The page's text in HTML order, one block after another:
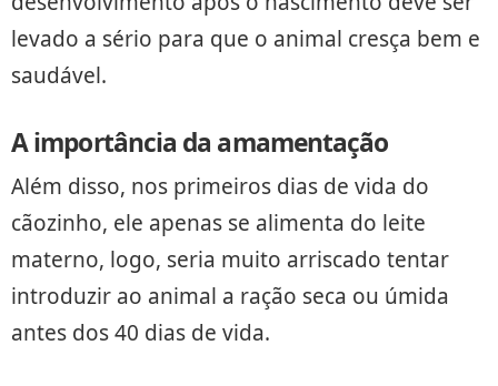
levado a sério para que o animal cresça bem e
saudável.
A importância da amamentação
Além disso, nos primeiros dias de vida do
cãozinho, ele apenas se alimenta do leite
materno, logo, seria muito arriscado tentar
introduzir ao animal a ração seca ou úmida
antes dos 40 dias de vida.